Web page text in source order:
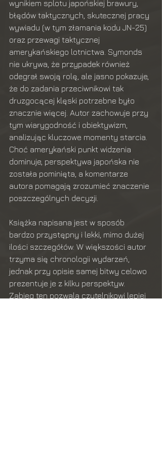
wynikiem splotu japońskiej brawury,
błędów taktycznych, skutecznej pracy
wywiadu (w tym złamania kodu JN-25)
oraz przewagi taktycznej
amerykańskiego lotnictwa. Symonds
nie ukrywa, że przypadek również
odegrał swoją rolę, ale jasno pokazuje,
że do zadania przeciwnikowi tak
druzgocącej klęski potrzebne było
znacznie więcej. Autor zachowuje przy
tym wiarygodność i obiektywizm,
analizując kluczowe momenty starcia.
Choć amerykański punkt widzenia
dominuje, perspektywa japońska nie
została pominięta, a komentarze
autora pomagają zrozumieć znaczenie
poszczególnych decyzji.
Książka napisana jest w sposób
bardzo przystępny i lekki, mimo dużej
ilości szczegółów. W większości autor
trzyma się chronologii wydarzeń,
jednak przy opisie samej bitwy celowo
prezentuje je z kilku perspektyw.
Zabieg ten pozwala czytelnikowi lepiej